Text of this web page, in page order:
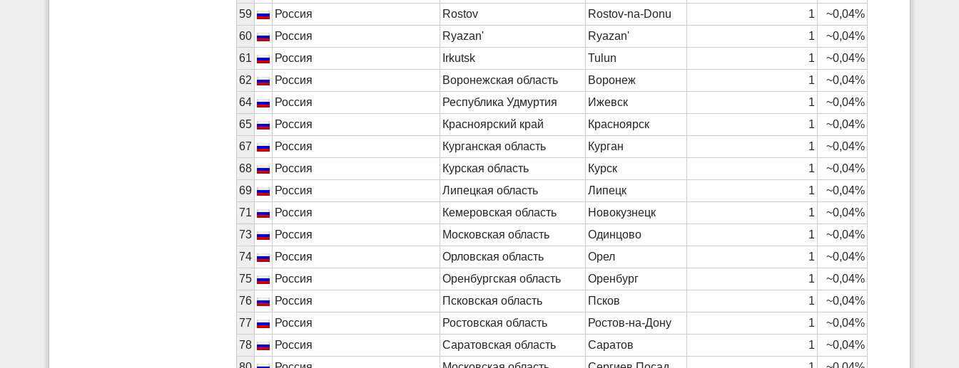
59
Россия Rostov Rostov-na-Donu 1
~0,04%
60
Россия Ryazan' Ryazan' 1
~0,04%
61
Россия Irkutsk Tulun 1
~0,04%
62
Россия Воронежская область Воронеж 1
~0,04%
64
Россия Республика Удмуртия Ижевск 1
~0,04%
65
Россия Красноярский край Красноярск 1
~0,04%
67
Россия Курганская область Курган 1
~0,04%
68
Россия Курская область Курск 1
~0,04%
69
Россия Липецкая область Липецк 1
~0,04%
71
Россия Кемеровская область Новокузнецк 1
~0,04%
73
Россия Московская область Одинцово 1
~0,04%
74
Россия Орловская область Орел 1
~0,04%
75
Россия Оренбургская область Оренбург 1
~0,04%
76
Россия Псковская область Псков 1
~0,04%
77
Россия Ростовская область Ростов-на-Дону 1
~0,04%
78
Россия Саратовская область Саратов 1
~0,04%